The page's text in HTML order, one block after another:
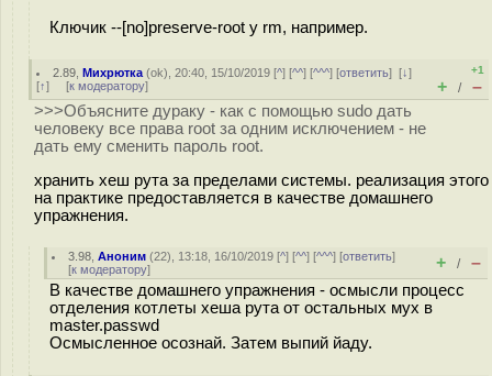
Ключик --[no]preserve-root у rm, например.
2.89 ,Михрютка (ok), 20:40, 15/10/2019 [^] [^^] [^^^] [ответить][↓]
[↑] [к модератору]
+1
+ / –
>>>Объясните дураку - как с помощью sudo дать
человеку все права root за одним исключением - не
дать ему сменить пароль root.
хранить хеш рута за пределами системы. реализация этого
на практике предоставляется в качестве домашнего
упражнения.
3.98 ,Аноним (22), 13:18, 16/10/2019 [^] [^^] [^^^] [ответить]
[к модератору] + / –
В качестве домашнего упражнения - осмысли процесс
отделения котлеты хеша рута от остальных мух в
master.passwd
Осмысленное осознай. Затем выпий йаду.